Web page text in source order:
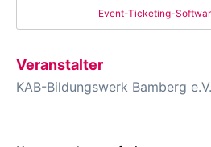
Event-Ticketing-
Veranstalter
KAB-Bildungswerk Bamberg e.V.